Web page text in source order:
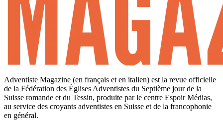
Adventiste Magazine (en français et en italien) est la revue officielle
de la Fédération des Églises Adventistes du Septième jour de la
Suisse romande et du Tessin, produite par le centre Espoir Médias,
au service des croyants adventistes en Suisse et de la francophonie
en général.